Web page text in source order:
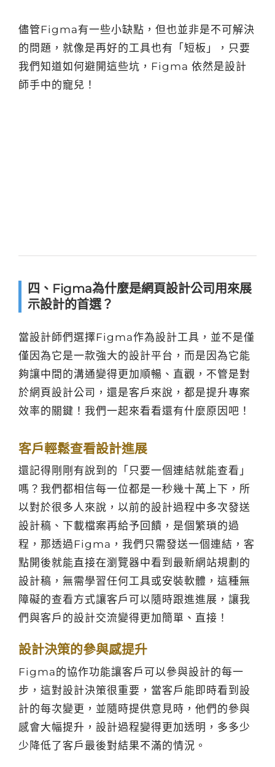
儘管Figma有一些小缺點，但也並非是不可解決
的問題，就像是再好的工具也有「短板」，只要
我們知道如何避開這些坑，Figma 依然是設計
師手中的寵兒！
四、Figma為什麼是網頁設計公司用來展
示設計的首選？
當設計師們選擇Figma作為設計工具，並不是僅
僅因為它是一款強大的設計平台，而是因為它能
夠讓中間的溝通變得更加順暢、直觀，不管是對
於網頁設計公司，還是客戶來說，都是提升專案
效率的關鍵！我們一起來看看還有什麼原因吧！
客戶輕鬆查看設計進展
還記得剛剛有說到的「只要一個連結就能查看」
嗎？我們都相信每一位都是一秒幾十萬上下，所
以對於很多人來說，以前的設計過程中多次發送
設計稿、下載檔案再給予回饋，是個繁瑣的過
程，那透過Figma，我們只需發送一個連結，客
點開後就能直接在瀏覽器中看到最新網站規劃的
設計稿，無需學習任何工具或安裝軟體，這種無
障礙的查看方式讓客戶可以隨時跟進進展，讓我
們與客戶的設計交流變得更加簡單、直接！
設計決策的參與感提升
Figma的協作功能讓客戶可以參與設計的每一
步，這對設計決策很重要，當客戶能即時看到設
計的每次變更，並隨時提供意見時，他們的參與
感會大幅提升，設計過程變得更加透明，多多少
少降低了客戶最後對結果不滿的情況。